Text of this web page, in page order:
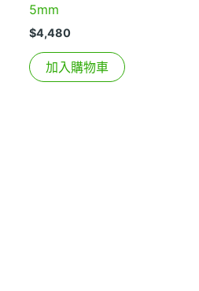
5mm
$4,480
加入購物車